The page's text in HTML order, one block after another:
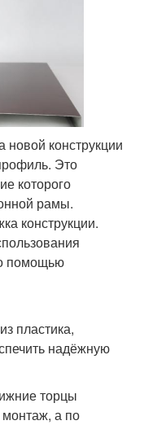
конструкции
Это
которого
рамы.
конструкции.
помощью
пластика,
надёжную
торцы
монтаж, а по